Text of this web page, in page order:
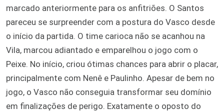
marcado anteriormente para os anfitriões. O Santos
pareceu se surpreender com a postura do Vasco desde
o início da partida. O time carioca não se acanhou na
Vila, marcou adiantado e emparelhou o jogo com o
Peixe. No início, criou ótimas chances para abrir o placar,
principalmente com Nenê e Paulinho. Apesar de bem no
jogo, o Vasco não conseguia transformar seu domínio
em finalizações de perigo. Exatamente o oposto do